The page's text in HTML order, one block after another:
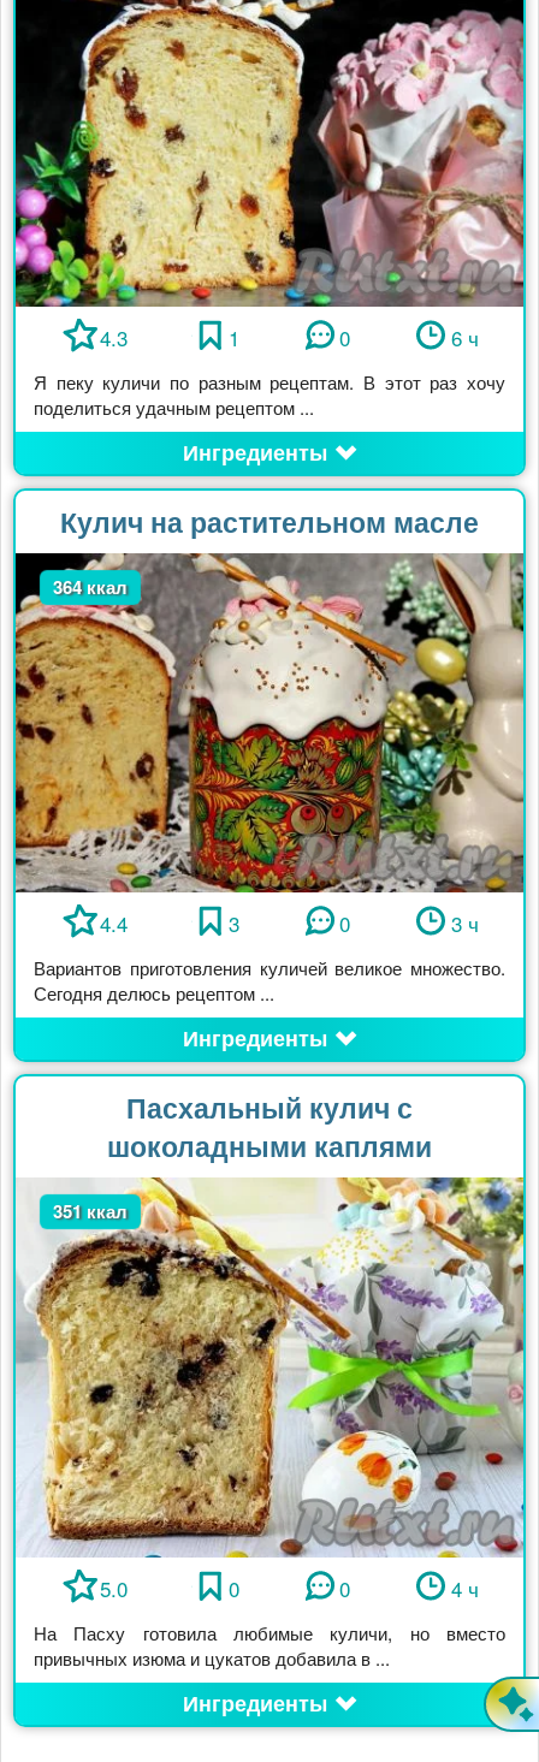
4.3 1 0 6 ч
Я пеку куличи по разным рецептам. В этот раз хочу
поделиться удачным рецептом ...
Ингредиенты
Кулич на растительном масле
364 ккал
4.4 3 0 3 ч
Вариантов приготовления куличей великое множество.
Сегодня делюсь рецептом ...
Ингредиенты
Пасхальный кулич с
шоколадными каплями
351 ккал
5.0 0 0 4 ч
На Пасху готовила любимые куличи, но вместо
привычных изюма и цукатов добавила в ...
Ингредиенты